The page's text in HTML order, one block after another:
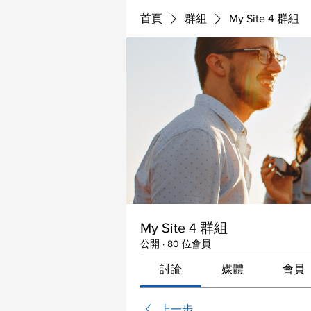
首頁 群組 My Site 4 群組
My Site 4 群組
公開 · 80 位會員
討論 媒體 會員